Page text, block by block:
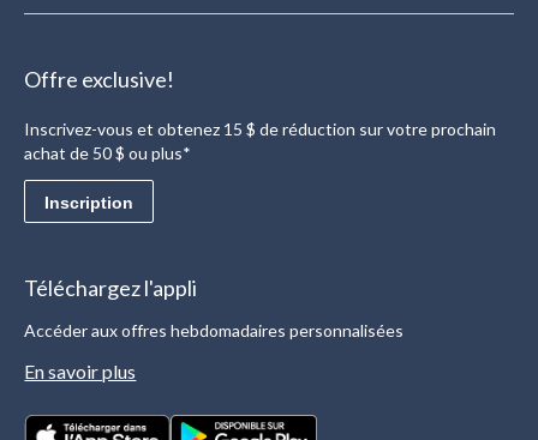
Offre exclusive!
Inscrivez-vous et obtenez 15 $ de réduction sur votre prochain
achat de 50 $ ou plus*
Inscription
Téléchargez l'appli
Accéder aux offres hebdomadaires personnalisées
En savoir plus